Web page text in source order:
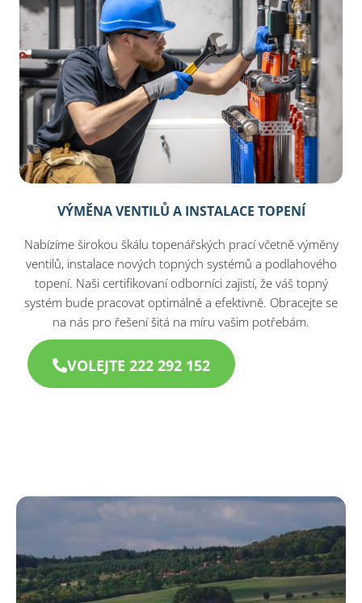
VÝMĚNA VENTILŮ A INSTALACE TOPENÍ
Nabízíme širokou škálu topenářských prací včetně výměny
ventilů, instalace nových topných systémů a podlahového
topení. Naši certifikovaní odborníci zajistí, že váš topný
systém bude pracovat optimálně a efektivně. Obracejte se
na nás pro řešení šitá na míru vašim potřebám.
VOLEJTE 222 292 152